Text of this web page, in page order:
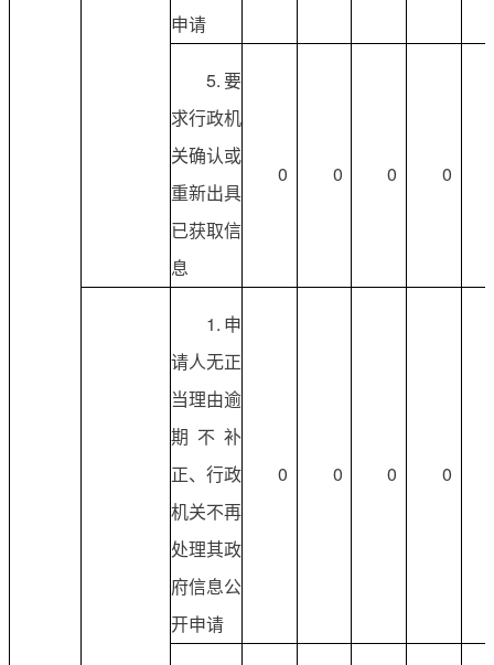
申请
5.要
求行政机
关确认或
重新出具
已获取信
息
0 0 0 0
1.申
请人无正
当理由逾
期不补
正、行政
机关不再
处理其政
府信息公
开申请
0 0 0 0